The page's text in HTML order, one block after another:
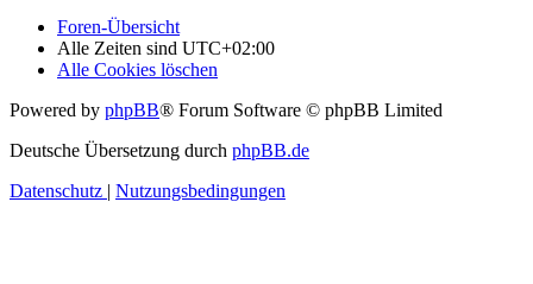
Foren-Übersicht
Alle Zeiten sind UTC+02:00
Alle Cookies löschen
Powered by phpBB® Forum Software © phpBB Limited
Deutsche Übersetzung durch phpBB.de
Datenschutz | Nutzungsbedingungen